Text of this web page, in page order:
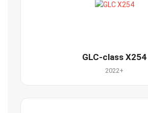
GLC-class X254
2022+